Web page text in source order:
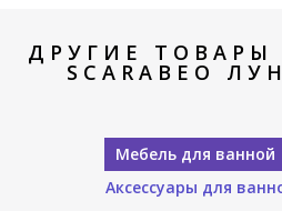
ДРУГИЕ
SCARABEO
Мебель для ванной
Аксессуары для